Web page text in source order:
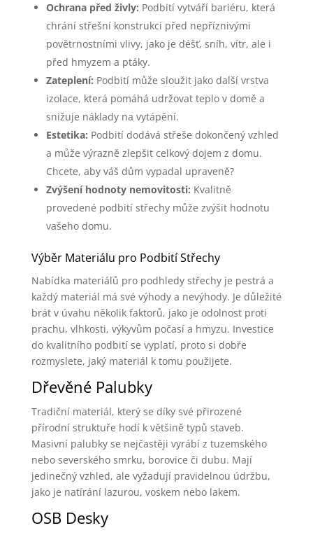
Ochrana před živly: Podbití vytváří bariéru, která
chrání střešní konstrukci před nepříznivými
povětrnostními vlivy, jako je déšť, sníh, vítr, ale i
před hmyzem a ptáky.
Zateplení: Podbití může sloužit jako další vrstva
izolace, která pomáhá udržovat teplo v domě a
snižuje náklady na vytápění.
Estetika: Podbití dodává střeše dokončený vzhled
a může výrazně zlepšit celkový dojem z domu.
Chcete, aby váš dům vypadal upraveně?
Zvýšení hodnoty nemovitosti: Kvalitně
provedené podbití střechy může zvýšit hodnotu
vašeho domu.
Výběr Materiálu pro Podbití Střechy
Nabídka materiálů pro podhledy střechy je pestrá a
každý materiál má své výhody a nevýhody. Je důležité
brát v úvahu několik faktorů, jako je odolnost proti
prachu, vlhkosti, výkyvům počasí a hmyzu. Investice
do kvalitního podbití se vyplatí, proto si dobře
rozmyslete, jaký materiál k tomu použijete.
Dřevěné Palubky
Tradiční materiál, který se díky své přirozené
přírodní struktuře hodí k většině typů staveb.
Masivní palubky se nejčastěji vyrábí z tuzemského
nebo severského smrku, borovice či dubu. Mají
jedinečný vzhled, ale vyžadují pravidelnou údržbu,
jako je natírání lazurou, voskem nebo lakem.
OSB Desky